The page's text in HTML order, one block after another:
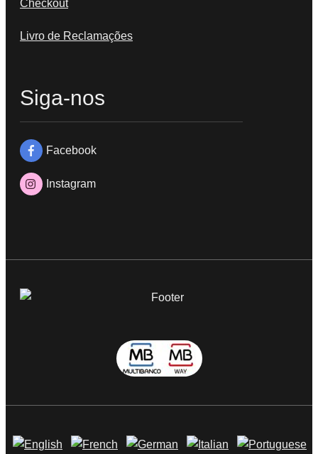
Checkout
Livro de Reclamações
Siga-nos
Facebook
Instagram